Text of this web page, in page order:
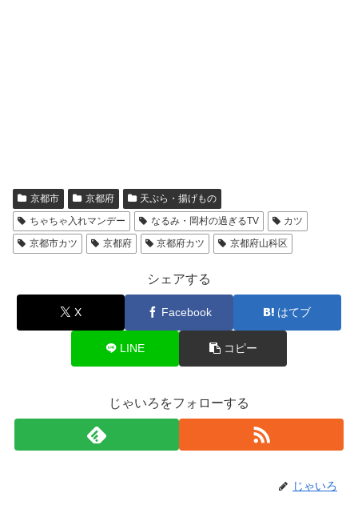
京都市 京都府
天ぷら・揚げもの
ちゃちゃ入れマンデー
なるみ・岡村の過ぎるTV
カツ
京都市カツ
京都府 京都府カツ 京都府山科区
シェアする
X Facebook はてブ
LINE コピー
じゃいろをフォローする
じゃいろ